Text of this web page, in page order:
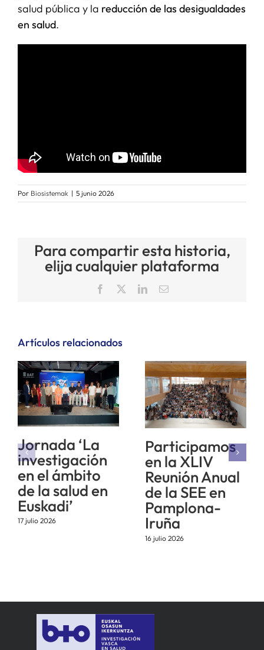
salud pública y la reducción de las desigualdades
en salud.
Por Biosistemak | 5 junio 2026
Para compartir esta historia,
elija cualquier plataforma
Facebook LinkedInCorreo
Artículos relacionados
Jornada ‘La
investigación
en el ámbito
de la salud en
Euskadi’
17 julio 2026
Participamos
en la XLIV
Reunión Anual
de la SEE en
Pamplona-
Iruña
16 julio 2026